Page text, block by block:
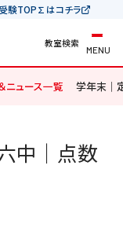
験TOP∑はコチラ
教室検索
MENU
ニュース一覧 学年末｜
中｜点数